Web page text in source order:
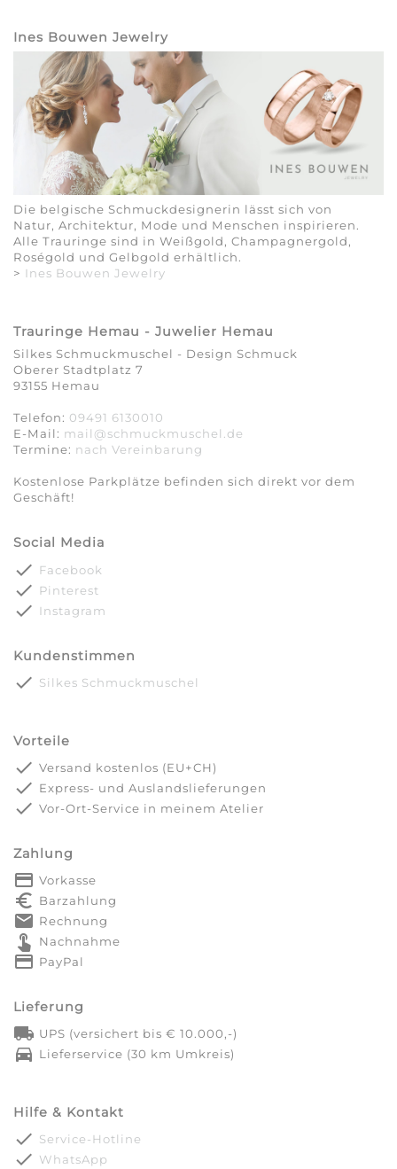
Ines Bouwen Jewelry
Die belgische Schmuckdesignerin lässt sich von
Natur, Architektur, Mode und Menschen inspirieren.
Alle Trauringe sind in Weißgold, Champagnergold,
Roségold und Gelbgold erhältlich.
> Ines Bouwen Jewelry
Trauringe Hemau - Juwelier Hemau
Silkes Schmuckmuschel - Design Schmuck
Oberer Stadtplatz 7
93155 Hemau
Telefon: 09491 6130010
E-Mail: mail@schmuckmuschel.de
Termine: nach Vereinbarung​​​​​​​
Kostenlose Parkplätze befinden sich direkt vor dem
Geschäft!
Social Media
done Facebook
done Pinterest
done Instagram
Kundenstimmen
done Silkes Schmuckmuschel
Vorteile
done Versand kostenlos (EU+CH)
done Express- und Auslandslieferungen
done Vor-Ort-Service in meinem Atelier
Zahlung
payment Vorkasse
euro_symbol Barzahlung
markunread Rechnung
touch_app Nachnahme
credit_card PayPal
Lieferung
local_shipping UPS (versichert bis € 10.000,-)
directions_car Lieferservice (30 km Umkreis)
Hilfe & Kontakt
done Service-Hotline
done WhatsApp